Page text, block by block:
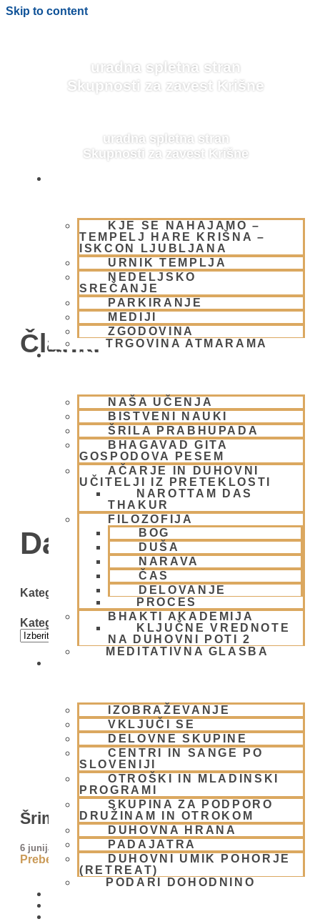
Skip to content
uradna spletna stran
Skupnosti za zavest Krišne
uradna spletna stran
Skupnosti za zavest Krišne
KJE SE NAHAJAMO –
TEMPELJ HARE KRIŠNA –
ISKCON LJUBLJANA
URNIK TEMPLJA
NEDELJSKO
SREČANJE
PARKIRANJE
MEDIJI
ZGODOVINA
TRGOVINA ATMARAMA
BHAKTI JOGA
NAŠA UČENJA
BISTVENI NAUKI
ŠRILA PRABHUPADA
BHAGAVAD GITA
GOSPODOVA PESEM
AČARJE IN DUHOVNI
UČITELJI IZ PRETEKLOSTI
NAROTTAM DAS
THAKUR
FILOZOFIJA
BOG
DUŠA
NARAVA
ČAS
DELOVANJE
PROCES
BHAKTI AKADEMIJA
KLJUČNE VREDNOTE
NA DUHOVNI POTI 2
MEDITATIVNA GLASBA
IZOBRAŽEVANJE
VKLJUČI SE
DELOVNE SKUPINE
CENTRI IN SANGE PO
SLOVENIJI
OTROŠKI IN MLADINSKI
PROGRAMI
SKUPINA ZA PODPORO
DRUŽINAM IN OTROKOM
DUHOVNA HRANA
PADAJATRA
DUHOVNI UMIK POHORJE
(RETREAT)
PODARI DOHODNINO
BLOG
Članki
Day: 6 junija, 2009
Kategorije
Kategorije
Šrimati Tulasi-devi
6 junija, 2009
Preberi več »